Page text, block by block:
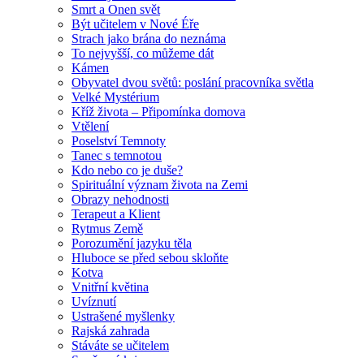
Smrt a Onen svět
Být učitelem v Nové Éře
Strach jako brána do neznáma
To nejvyšší, co můžeme dát
Kámen
Obyvatel dvou světů: poslání pracovníka světla
Velké Mystérium
Kříž života – Připomínka domova
Vtělení
Poselství Temnoty
Tanec s temnotou
Kdo nebo co je duše?
Spirituální význam života na Zemi
Obrazy nehodnosti
Terapeut a Klient
Rytmus Země
Porozumění jazyku těla
Hluboce se před sebou skloňte
Kotva
Vnitřní květina
Uvíznutí
Ustrašené myšlenky
Rajská zahrada
Stáváte se učitelem